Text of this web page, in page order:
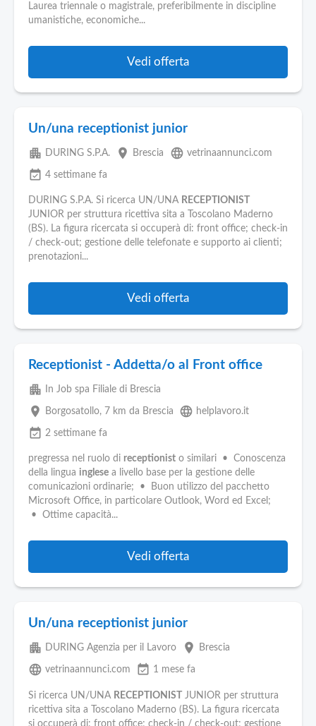
Laurea triennale o magistrale, preferibilmente in discipline
umanistiche, economiche...
Vedi offerta
Un/una receptionist junior
apartment DURING S.P.A. place Brescia language vetrinaannunci.com
event_available 4 settimane fa
DURING S.P.A. Si ricerca UN/UNA RECEPTIONIST
JUNIOR per struttura ricettiva sita a Toscolano Maderno
(BS). La figura ricercata si occuperà di: front office; check-in
/ check-out; gestione delle telefonate e supporto ai clienti;
prenotazioni...
Vedi offerta
Receptionist - Addetta/o al Front office
apartment In Job spa Filiale di Brescia
place Borgosatollo, 7 km da Brescia language helplavoro.it
event_available 2 settimane fa
pregressa nel ruolo di receptionist o similari • Conoscenza
della lingua inglese a livello base per la gestione delle
comunicazioni ordinarie; • Buon utilizzo del pacchetto
Microsoft Office, in particolare Outlook, Word ed Excel;
• Ottime capacità...
Vedi offerta
Un/una receptionist junior
apartment DURING Agenzia per il Lavoro place Brescia
language vetrinaannunci.com event_available 1 mese fa
Si ricerca UN/UNA RECEPTIONIST
JUNIOR per struttura
ricettiva sita a Toscolano Maderno (BS). La figura ricercata
si occuperà di: front office; check-in / check-out; gestione